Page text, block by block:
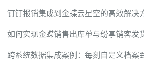
钉钉报销集成到金蝶云星空的高效解决
如何实现金蝶销售出库单与纷享销客发
跨系统数据集成案例：每刻自定义档案